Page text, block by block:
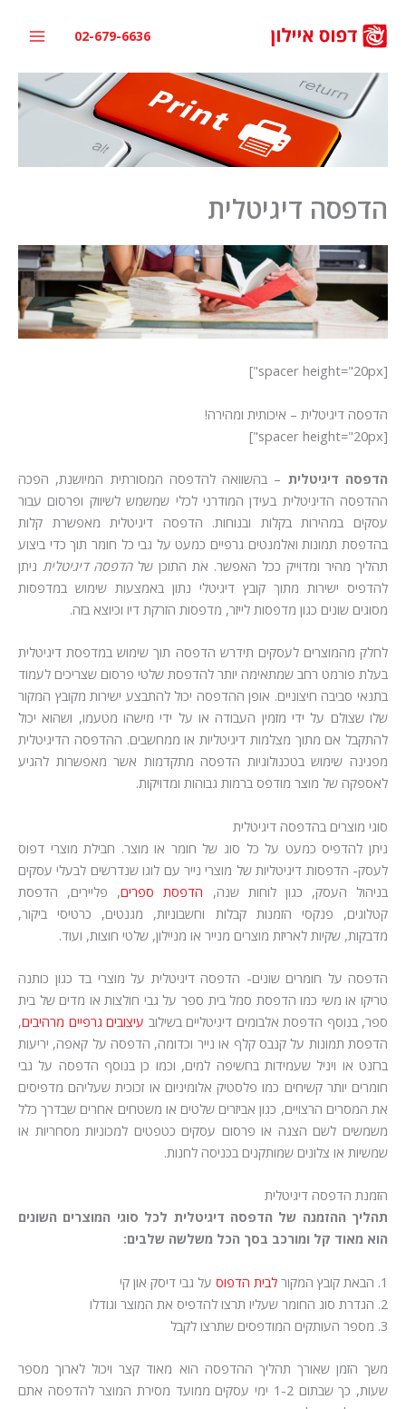
לתוכן
02-679-6636
הדפסה דיגיטלית
[spacer height="20px"]
הדפסה דיגיטלית – איכותית ומהירה!
[spacer height="20px"]
הדפסה דיגיטלית – בהשוואה להדפסה המסורתית המיושנת, הפכה
ההדפסה הדיגיטלית בעידן המודרני לכלי שמשמש לשיווק ופרסום עבור
עסקים במהירות בקלות ובנוחות. הדפסה דיגיטלית מאפשרת קלות
בהדפסת תמונות ואלמנטים גרפיים כמעט על גבי כל חומר תוך כדי ביצוע
תהליך מהיר ומדוייק ככל האפשר. את התוכן שלהדפסה דיגיטלית ניתן
להדפיס ישירות מתוך קובץ דיגיטלי נתון באמצעות שימוש במדפסות
מסוגים שונים כגון מדפסות לייזר, מדפסות הזרקת דיו וכיוצא בזה.
לחלק מהמוצרים לעסקים תידרש הדפסה תוך שימוש במדפסת דיגיטלית
בעלת פורמט רחב שמתאימה יותר להדפסת שלטי פרסום שצריכים לעמוד
בתנאי סביבה חיצוניים. אופן ההדפסה יכול להתבצע ישירות מקובץ המקור
שלו שצולם על ידי מזמין העבודה או על ידי מישהו מטעמו, ושהוא יכול
להתקבל אם מתוך מצלמות דיגיטליות או ממחשבים. ההדפסה הדיגיטלית
מפגינה שימוש בטכנולוגיות הדפסה מתקדמות אשר מאפשרות להגיע
לאספקה של מוצר מודפס ברמות גבוהות ומדויקות.
סוגי מוצרים בהדפסה דיגיטלית
ניתן להדפיס כמעט על כל סוג של חומר או מוצר. חבילת מוצרי דפוס
לעסק- הדפסות דיגיטליות של מוצרי נייר עם לוגו שנדרשים לבעלי עסקים
בניהול העסק, כגון לוחות שנה, הדפסת ספרים, פליירים, הדפסת
קטלוגים, פנקסי הזמנות קבלות וחשבוניות, מגנטים, כרטיסי ביקור,
מדבקות, שקיות לאריזת מוצרים מנייר או מניילון, שלטי חוצות, ועוד.
הדפסה על חומרים שונים- הדפסה דיגיטלית על מוצרי בד כגון כותנה
טריקו או משי כמו הדפסת סמל בית ספר על גבי חולצות או מדים של בית
ספר, בנוסף הדפסת אלבומים דיגיטליים בשילוב עיצובים גרפיים מרהיבים,
הדפסת תמונות על קנבס קלף או נייר וכדומה, הדפסה על קאפה, יריעות
ברזנט או ויניל שעמידות בחשיפה למים, וכמו כן בנוסף הדפסה על גבי
חומרים יותר קשיחים כמו פלסטיק אלומיניום או זכוכית שעליהם מדפיסים
את המסרים הרצויים, כגון אביזרים שלטים או משטחים אחרים שבדרך כלל
משמשים לשם הצגה או פרסום עסקים כטפטים למכוניות מסחריות או
שמשיות או צלונים שמותקנים בכניסה לחנות.
הזמנת הדפסה דיגיטלית
תהליך ההזמנה של הדפסה דיגיטלית לכל סוגי המוצרים השונים
הוא מאוד קל ומורכב בסך הכל משלשה שלבים:
1. הבאת קובץ המקור לבית הדפוס על גבי דיסק און קי
2. הגדרת סוג החומר שעליו תרצו להדפיס את המוצר וגודלו
3. מספר העותקים המודפסים שתרצו לקבל
משך הזמן שאורך תהליך ההדפסה הוא מאוד קצר ויכול לארוך מספר
שעות, כך שבתום 1-2 ימי עסקים ממועד מסירת המוצר להדפסה אתם